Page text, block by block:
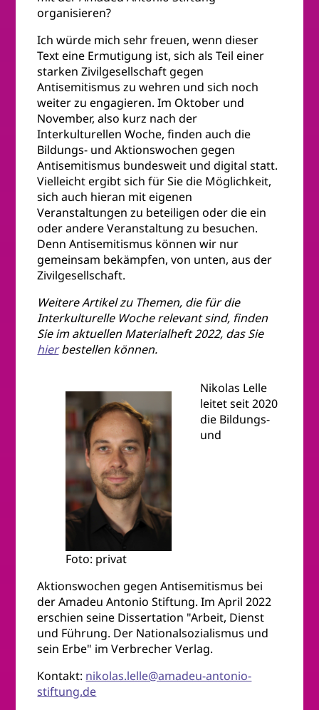
organisieren?
Ich würde mich sehr freuen, wenn dieser
Text eine Ermutigung ist, sich als Teil einer
starken Zivilgesellschaft gegen
Antisemitismus zu wehren und sich noch
weiter zu engagieren. Im Oktober und
November, also kurz nach der
Interkulturellen Woche, finden auch die
Bildungs- und Aktionswochen gegen
Antisemitismus bundesweit und digital statt.
Vielleicht ergibt sich für Sie die Möglichkeit,
sich auch hieran mit eigenen
Veranstaltungen zu beteiligen oder die ein
oder andere Veranstaltung zu besuchen.
Denn Antisemitismus können wir nur
gemeinsam bekämpfen, von unten, aus der
Zivilgesellschaft.
Weitere Artikel zu Themen, die für die
Interkulturelle Woche relevant sind, finden
Sie im aktuellen Materialheft 2022, das Sie
hierbestellen können.
Foto: privat
Nikolas Lelle
leitet seit 2020
die Bildungs-
und
Aktionswochen gegen Antisemitismus bei
der Amadeu Antonio Stiftung. Im April 2022
erschien seine Dissertation "Arbeit, Dienst
und Führung. Der Nationalsozialismus und
sein Erbe" im Verbrecher Verlag.
Kontakt: nikolas.lelle@amadeu-antonio-
stiftung.de